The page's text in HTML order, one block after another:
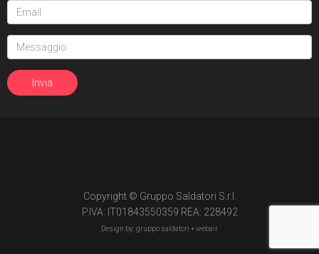
Copyright © Gruppo Saldatori S.r.l.
P.IVA: IT01843550359 REA: 228492
Design by: gruppo saldatori +webair